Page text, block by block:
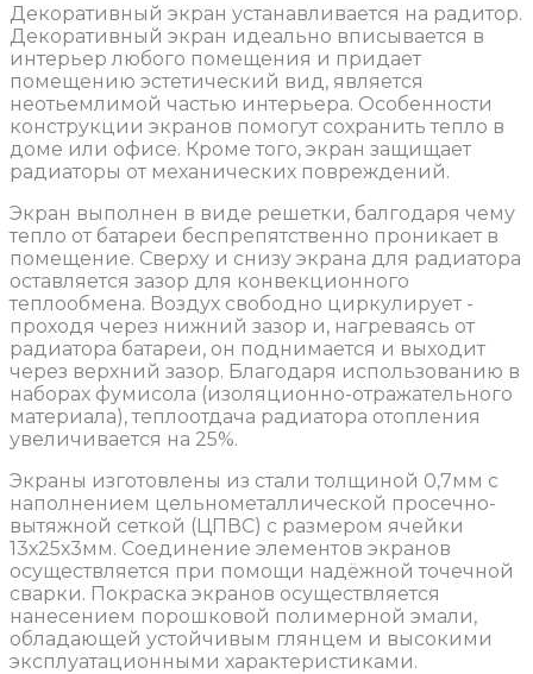
Декоративный экран устанавливается на радитор.
Декоративный экран идеально вписывается в
интерьер любого помещения и придает
помещению эстетический вид, является
неотьемлимой частью интерьера. Особенности
конструкции экранов помогут сохранить тепло в
доме или офисе. Кроме того, экран защищает
радиаторы от механических повреждений.
Экран выполнен в виде решетки, балгодаря чему
тепло от батареи беспрепятственно проникает в
помещение. Сверху и снизу экрана для радиатора
оставляется зазор для конвекционного
теплообмена. Воздух свободно циркулирует -
проходя через нижний зазор и, нагреваясь от
радиатора батареи, он поднимается и выходит
через верхний зазор. Благодаря использованию в
наборах фумисола (изоляционно-отражательного
материала), теплоотдача радиатора отопления
увеличивается на 25%.
Экраны изготовлены из стали толщиной 0,7мм с
наполнением цельнометаллической просечно-
вытяжной сеткой (ЦПВС) с размером ячейки
13х25х3мм. Соединение элементов экранов
осуществляется при помощи надёжной точечной
сварки. Покраска экранов осуществляется
нанесением порошковой полимерной эмали,
обладающей устойчивым глянцем и высокими
эксплуатационными характеристиками.